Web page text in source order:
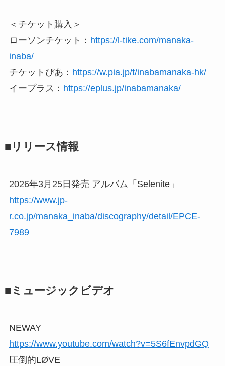
＜チケット購入＞
ローソンチケット： https://l-tike.com/manaka-
inaba/
チケットぴあ： https://w.pia.jp/t/inabamanaka-hk/
イープラス： https://eplus.jp/inabamanaka/
■リリース情報
2026年3月25日発売 アルバム「Selenite」
https://www.jp-
r.co.jp/manaka_inaba/discography/detail/EPCE-
7989
■ミュージックビデオ
NEWAY
https://www.youtube.com/watch?v=5S6fEnvpdGQ
圧倒的LØVE